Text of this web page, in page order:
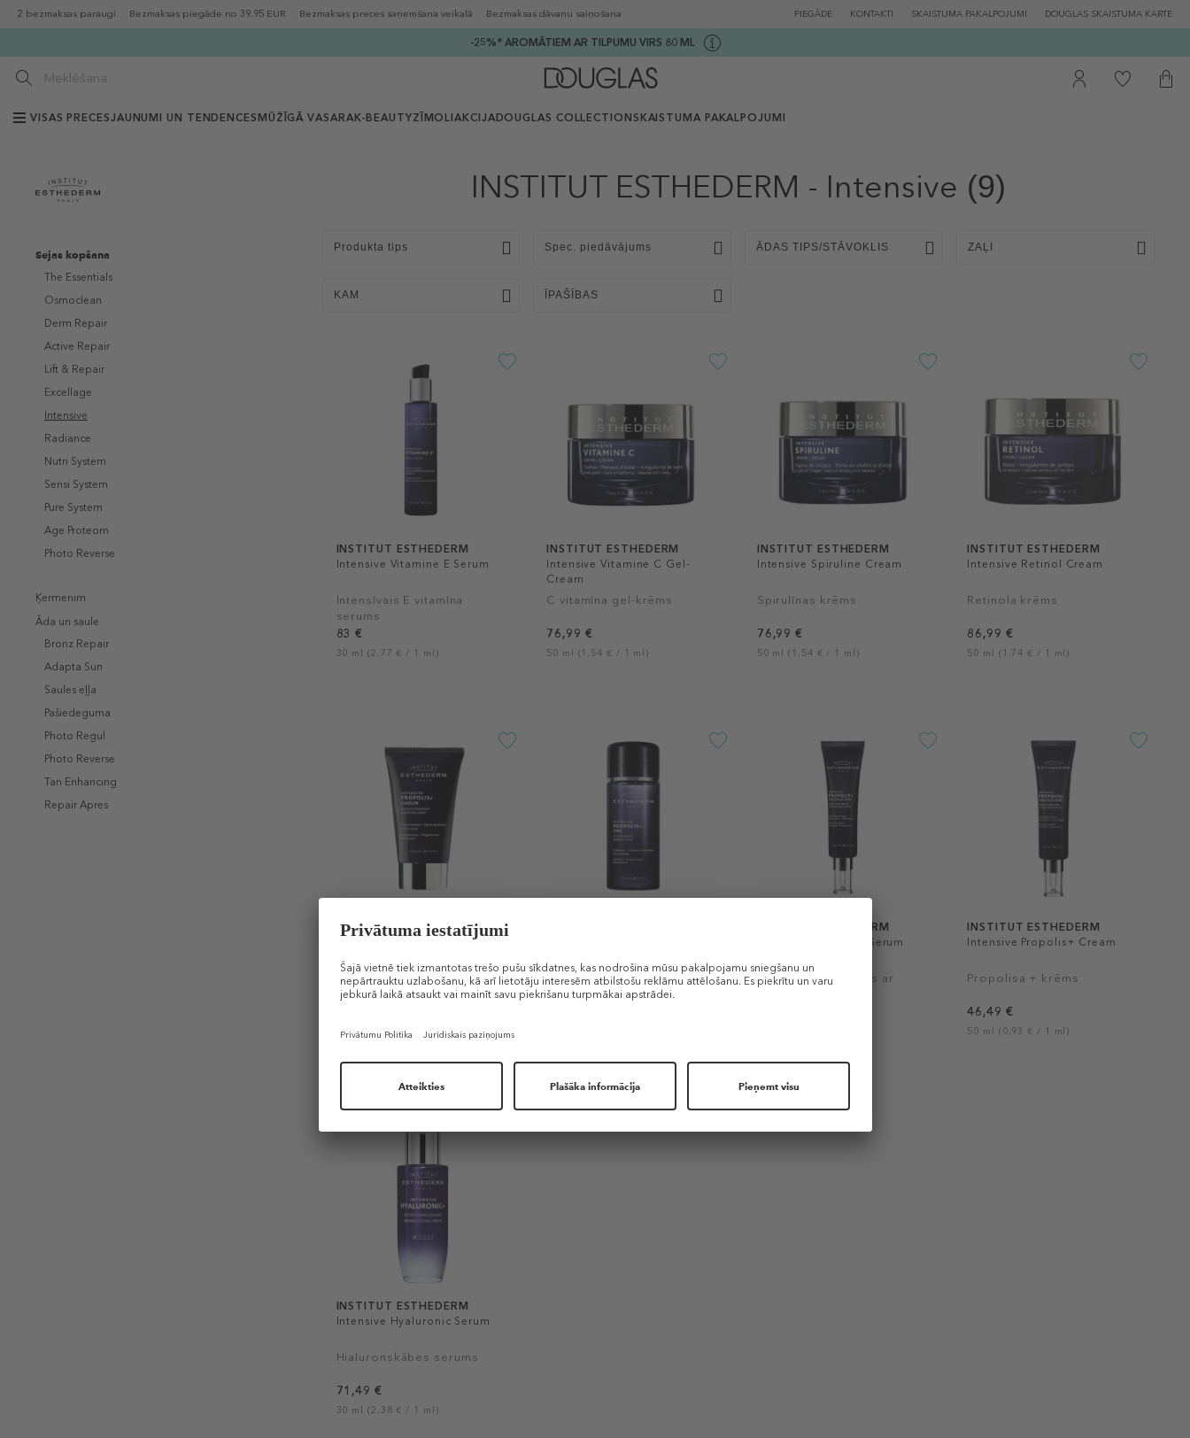
2 bezmaksas paraugi Bezmaksas piegāde no 39.95 EUR Bezmaksas preces saņemšana veikalā Bezmaksas dāvanu saiņošana PIEGĀDE KONTAKTI SKAISTUMA PAKALPOJUMI DOUGLAS SKAISTUMA KARTE
-25%* AROMĀTIEM AR TILPUMU VIRS 80 ML
VISAS PRECESJAUNUMI UN TENDENCES MŪŽĪGĀ VASARAK-BEAUTYZĪMOLIAKCIJADOUGLAS COLLECTION SKAISTUMA PAKALPOJUMI
Sejas kopšana
The Essentials
Osmoclean
Derm Repair
Active Repair
Lift & Repair
Excellage
Intensive
Radiance
Nutri System
Sensi System
Pure System
Age Proteom
Photo Reverse
Ķermenim
Āda un saule
Bronz Repair
Adapta Sun
Saules eļļa
Pašiedeguma
Photo Regul
Photo Reverse
Tan Enhancing
Repair Apres
INSTITUT ESTHEDERM - Intensive (9)
Produkta tips Spec. piedāvājums ĀDAS TIPS/STĀVOKLIS ZAĻI
KAM ĪPAŠĪBAS
INSTITUT ESTHEDERM
Intensive Vitamine E Serum
Intensīvais E vitamīna
serums
83 €
30 ml (2,77 € / 1 ml)
INSTITUT ESTHEDERM
Intensive Vitamine C Gel-
Cream
C vitamīna gel-krēms
76,99 €
50 ml (1,54 € / 1 ml)
INSTITUT ESTHEDERM
Intensive Spiruline Cream
Spirulīnas krēms
76,99 €
50 ml (1,54 € / 1 ml)
INSTITUT ESTHEDERM
Intensive Retinol Cream
Retinola krēms
86,99 €
50 ml (1,74 € / 1 ml)
INSTITUT ESTHEDERM
Intensive Propolis+ Purifying
Maska sejas ādai ar
izsitumiem
75 ml (0,52 € / 1 ml)
Losjons
INSTITUT ESTHEDERM
Intensive Propolis+ Serum
Seruma koncentrāts ar
INSTITUT ESTHEDERM
Intensive Propolis+ Cream
Propolisa + krēms
46,49 €
50 ml (0,93 € / 1 ml)
INSTITUT ESTHEDERM
Intensive Hyaluronic Serum
Hialuronskābes serums
71,49 €
30 ml (2,38 € / 1 ml)